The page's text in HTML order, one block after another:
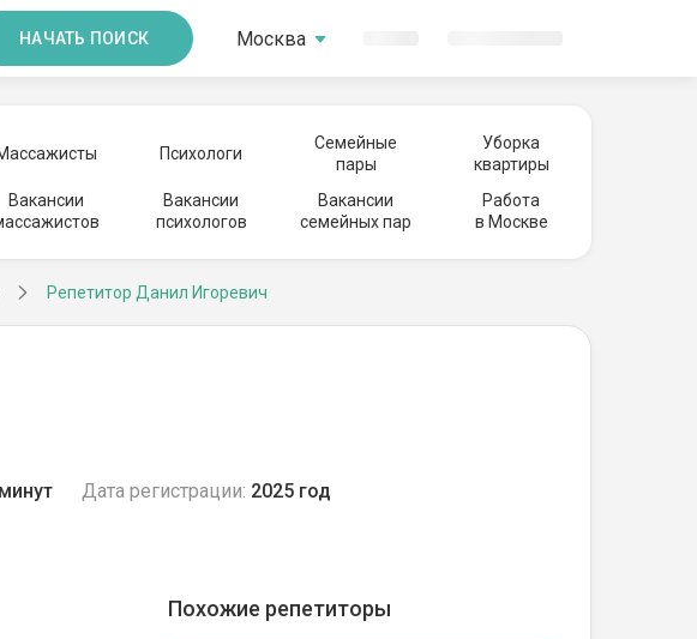
НАЧАТЬ ПОИСК Москва
Психологи
Семейные
пары
Уборка
квартиры
Вакансии
Вакансии
психологов
Вакансии
семейных пар
Работа
в Москве
Репетитор Данил Игоревич
Дата регистрации: 2025 год
Похожие репетиторы